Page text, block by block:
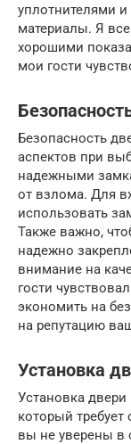
уплотнителями
материалы. Я
хорошими
мои гости
Безопасность
аспектов при
надежными
от взлома. Для
использовать
Также важно,
надежно
внимание на
гости
экономить на
на репутацию
Установка
Установка двери
который
вы не уверены в